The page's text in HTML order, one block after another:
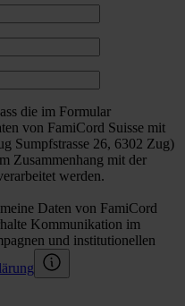
die im Formular
von FamiCord Suisse mit
Sumpfstrasse 26, 6302 Zug)
Zusammenhang mit der
werden.
Daten von FamiCord
Kommunikation im
und institutionellen